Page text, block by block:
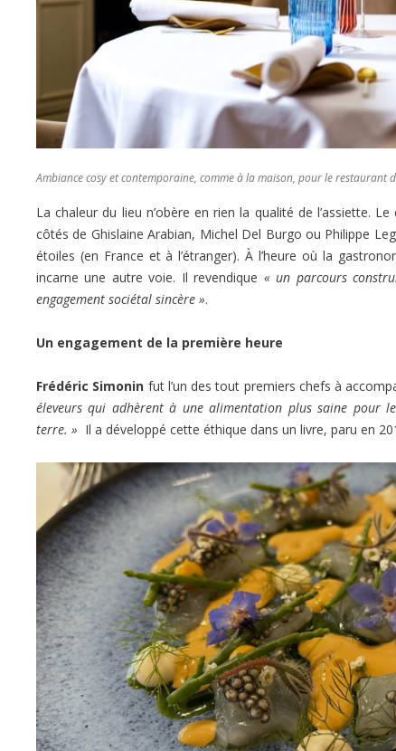
Ambiance cosy et contemporaine, comme à la maison, pour le restaurant
La chaleur du lieu n’obère en rien la qualité de l’assiette. Le
côtés de Ghislaine Arabian, Michel Del Burgo ou Philippe
étoiles (en France et à l’étranger). À l’heure où la
incarne une autre voie. Il revendique « un parcours
engagement sociétal sincère ».
Un engagement de la première heure
Frédéric Simonin fut l’un des tout premiers chefs à
éleveurs qui adhèrent à une alimentation plus saine pour
terre. » Il a développé cette éthique dans un livre, paru en